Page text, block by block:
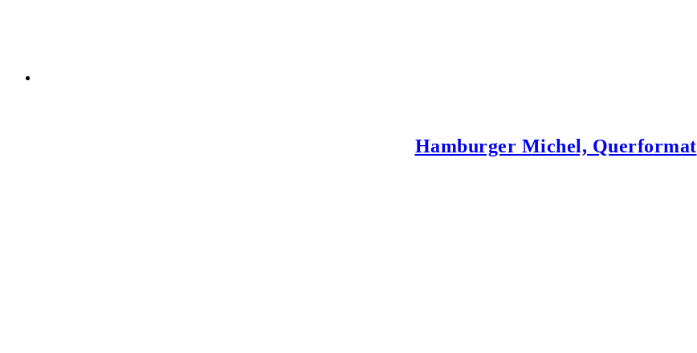
Hamburger Michel, Querformat